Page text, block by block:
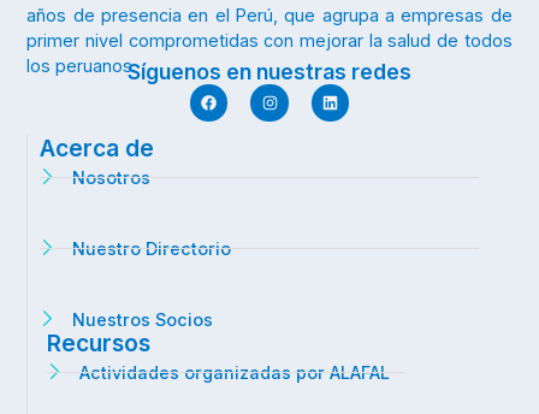
años de presencia en el Perú, que agrupa a empresas de
primer nivel comprometidas con mejorar la salud de todos
los peruanos.Síguenos en nuestras redes
Acerca de
Nosotros
Nuestro Directorio
Nuestros Socios
Recursos
Actividades organizadas por ALAFAL